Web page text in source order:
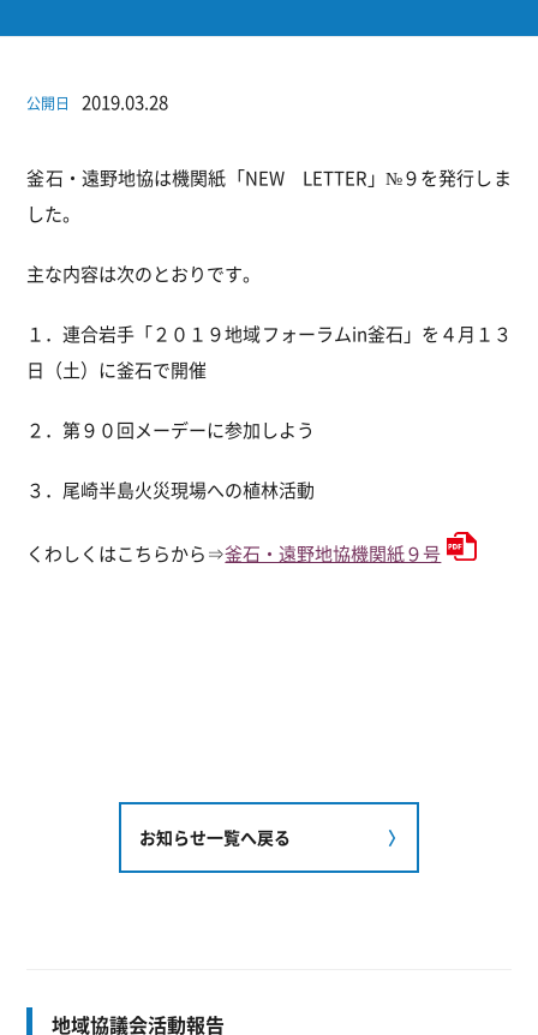
公開日 2019.03.28
釜石・遠野地協は機関紙「NEW LETTER」№９を発行しま
した。
主な内容は次のとおりです。
１．連合岩手「２０１９地域フォーラムin釜石」を４月１３
日（土）に釜石で開催
２．第９０回メーデーに参加しよう
３．尾崎半島火災現場への植林活動
くわしくはこちらから⇒釜石・遠野地協機関紙９号
お知らせ一覧へ戻る
地域協議会活動報告